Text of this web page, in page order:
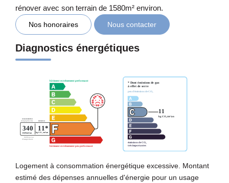
rénover avec son terrain de 1580m² environ.
Nos honoraires Nous contacter
Diagnostics énergétiques
Logement à consommation énergétique excessive. Montant
estimé des dépenses annuelles d'énergie pour un usage